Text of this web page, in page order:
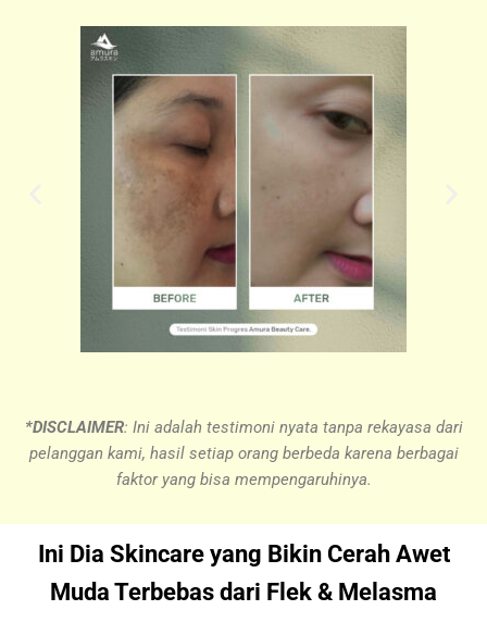
*DISCLAIMER: Ini adalah testimoni nyata tanpa rekayasa dari
pelanggan kami, hasil setiap orang berbeda karena berbagai
faktor yang bisa mempengaruhinya.
Ini Dia Skincare yang Bikin Cerah Awet
Muda Terbebas dari Flek & Melasma